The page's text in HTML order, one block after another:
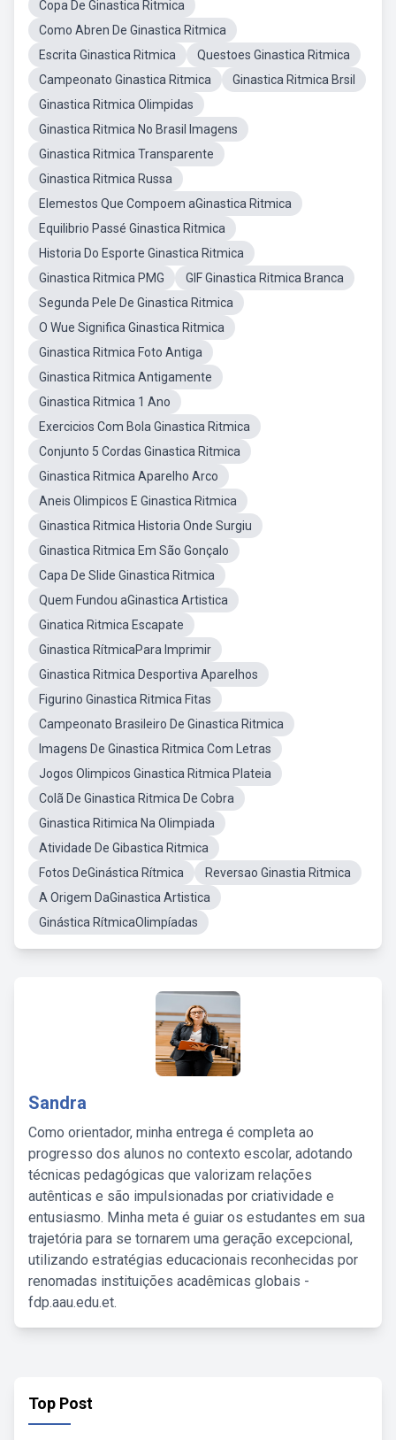
Copa De Ginastica Ritmica
Como Abren De Ginastica Ritmica
Escrita Ginastica Ritmica
Questoes Ginastica Ritmica
Campeonato Ginastica Ritmica
Ginastica Ritmica Brsil
Ginastica Ritmica Olimpidas
Ginastica Ritmica No Brasil Imagens
Ginastica Ritmica Transparente
Ginastica Ritmica Russa
Elemestos Que Compoem aGinastica Ritmica
Equilibrio Passé Ginastica Ritmica
Historia Do Esporte Ginastica Ritmica
Ginastica Ritmica PMG
GIF Ginastica Ritmica Branca
Segunda Pele De Ginastica Ritmica
O Wue Significa Ginastica Ritmica
Ginastica Ritmica Foto Antiga
Ginastica Ritmica Antigamente
Ginastica Ritmica 1 Ano
Exercicios Com Bola Ginastica Ritmica
Conjunto 5 Cordas Ginastica Ritmica
Ginastica Ritmica Aparelho Arco
Aneis Olimpicos E Ginastica Ritmica
Ginastica Ritmica Historia Onde Surgiu
Ginastica Ritmica Em São Gonçalo
Capa De Slide Ginastica Ritmica
Quem Fundou aGinastica Artistica
Ginatica Ritmica Escapate
Ginastica RítmicaPara Imprimir
Ginastica Ritmica Desportiva Aparelhos
Figurino Ginastica Ritmica Fitas
Campeonato Brasileiro De Ginastica Ritmica
Imagens De Ginastica Ritmica Com Letras
Jogos Olimpicos Ginastica Ritmica Plateia
Colã De Ginastica Ritmica De Cobra
Ginastica Ritimica Na Olimpiada
Atividade De Gibastica Ritmica
Fotos DeGinástica Rítmica
Reversao Ginastia Ritmica
A Origem DaGinastica Artistica
Ginástica RítmicaOlimpíadas
Sandra
Como orientador, minha entrega é completa ao
progresso dos alunos no contexto escolar, adotando
técnicas pedagógicas que valorizam relações
autênticas e são impulsionadas por criatividade e
entusiasmo. Minha meta é guiar os estudantes em sua
trajetória para se tornarem uma geração excepcional,
utilizando estratégias educacionais reconhecidas por
renomadas instituições acadêmicas globais -
fdp.aau.edu.et.
Top Post